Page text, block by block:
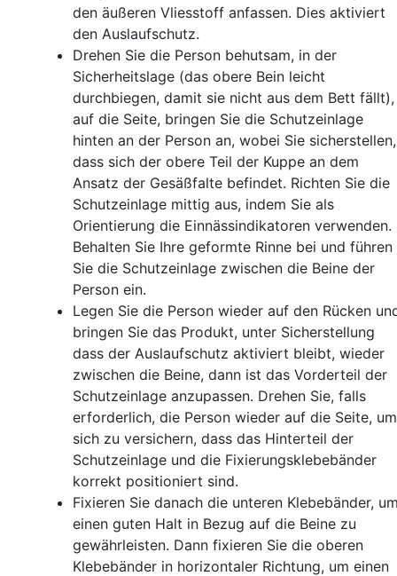
den äußeren Vliesstoff anfassen. Dies aktiviert
den Auslaufschutz.
Drehen Sie die Person behutsam, in der
Sicherheitslage (das obere Bein leicht
durchbiegen, damit sie nicht aus dem Bett fällt),
auf die Seite, bringen Sie die Schutzeinlage
hinten an der Person an, wobei Sie sicherstellen,
dass sich der obere Teil der Kuppe an dem
Ansatz der Gesäßfalte befindet. Richten Sie die
Schutzeinlage mittig aus, indem Sie als
Orientierung die Einnässindikatoren verwenden.
Behalten Sie Ihre geformte Rinne bei und führen
Sie die Schutzeinlage zwischen die Beine der
Person ein.
Legen Sie die Person wieder auf den Rücken
bringen Sie das Produkt, unter Sicherstellung
dass der Auslaufschutz aktiviert bleibt, wieder
zwischen die Beine, dann ist das Vorderteil der
Schutzeinlage anzupassen. Drehen Sie, falls
erforderlich, die Person wieder auf die Seite, um
sich zu versichern, dass das Hinterteil der
Schutzeinlage und die Fixierungsklebebänder
korrekt positioniert sind.
Fixieren Sie danach die unteren Klebebänder,
einen guten Halt in Bezug auf die Beine zu
gewährleisten. Dann fixieren Sie die oberen
Klebebänder in horizontaler Richtung, um einen